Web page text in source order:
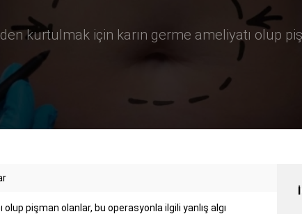
kurtulmak için karın germe ameliyatı olup
pişman olanlar, bu operasyonla ilgili yanlış algı